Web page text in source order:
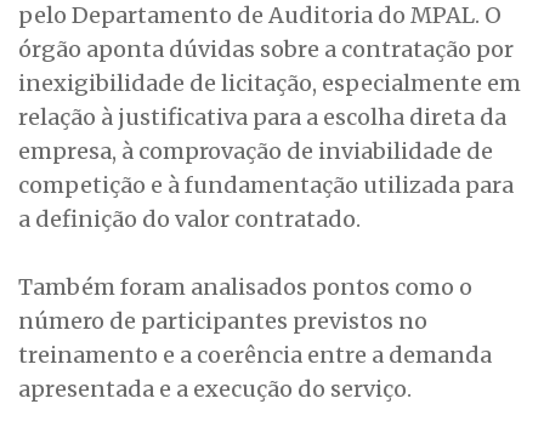
pelo Departamento de Auditoria do MPAL. O
órgão aponta dúvidas sobre a contratação por
inexigibilidade de licitação, especialmente em
relação à justificativa para a escolha direta da
empresa, à comprovação de inviabilidade de
competição e à fundamentação utilizada para
a definição do valor contratado.
Também foram analisados pontos como o
número de participantes previstos no
treinamento e a coerência entre a demanda
apresentada e a execução do serviço.